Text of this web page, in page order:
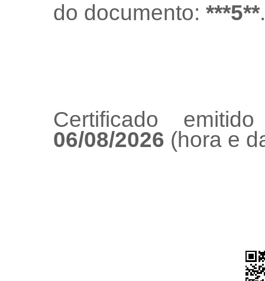
do documento: ***5**.
Certificado
06/08/2026 (hora e